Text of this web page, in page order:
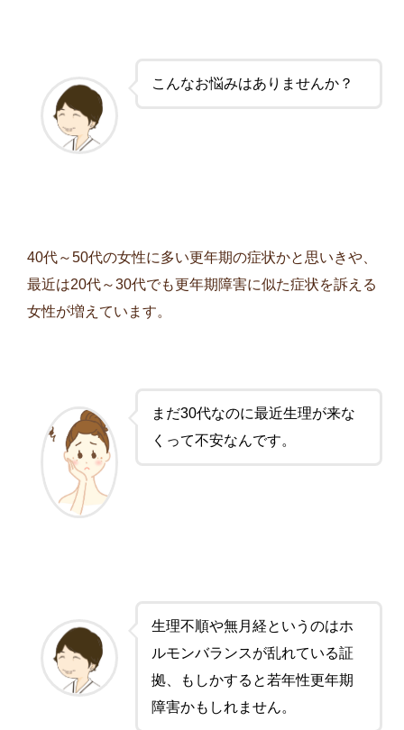
こんなお悩みはありませんか？
40代～50代の女性に多い更年期の症状かと思いきや、
最近は20代～30代でも更年期障害に似た症状を訴える
女性が増えています。
まだ30代なのに最近生理が来な
くって不安なんです。
生理不順や無月経というのはホ
ルモンバランスが乱れている証
拠、もしかすると若年性更年期
障害かもしれません。